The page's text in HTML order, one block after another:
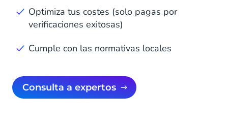
Optimiza tus costes (solo pagas por
verificaciones exitosas)
Cumple con las normativas locales
Consulta a expertos